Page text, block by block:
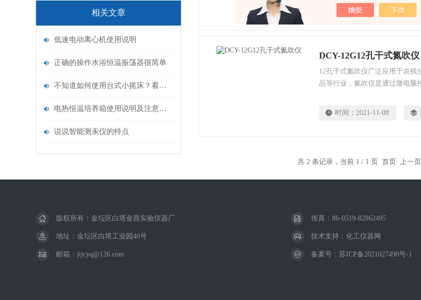
相关文章
低速电动离心机使用说明
正确的操作水浴恒温振荡器很简单
不知道如何使用台式小摇床？看这里
电热恒温培养箱使用说明及注意事项
说说智能测汞仪的特点
时间：2021-11-08
DCY-12G12孔干式氮吹仪
12孔干式氮吹仪广泛应用于农残
品等行业，氮吹仪是通过微电脑
时间： 2021-11-08
共 2 条记录，当前 1 / 1 页 首页 上一
版权所有：金坛区白塔金昌实验仪器厂 传真：86-0519-82862495
地址：金坛区白塔工业园40号 技术支持： 化工仪器网
邮箱：jtjcyq@126.com 备案号： 苏ICP备2021027490号-1